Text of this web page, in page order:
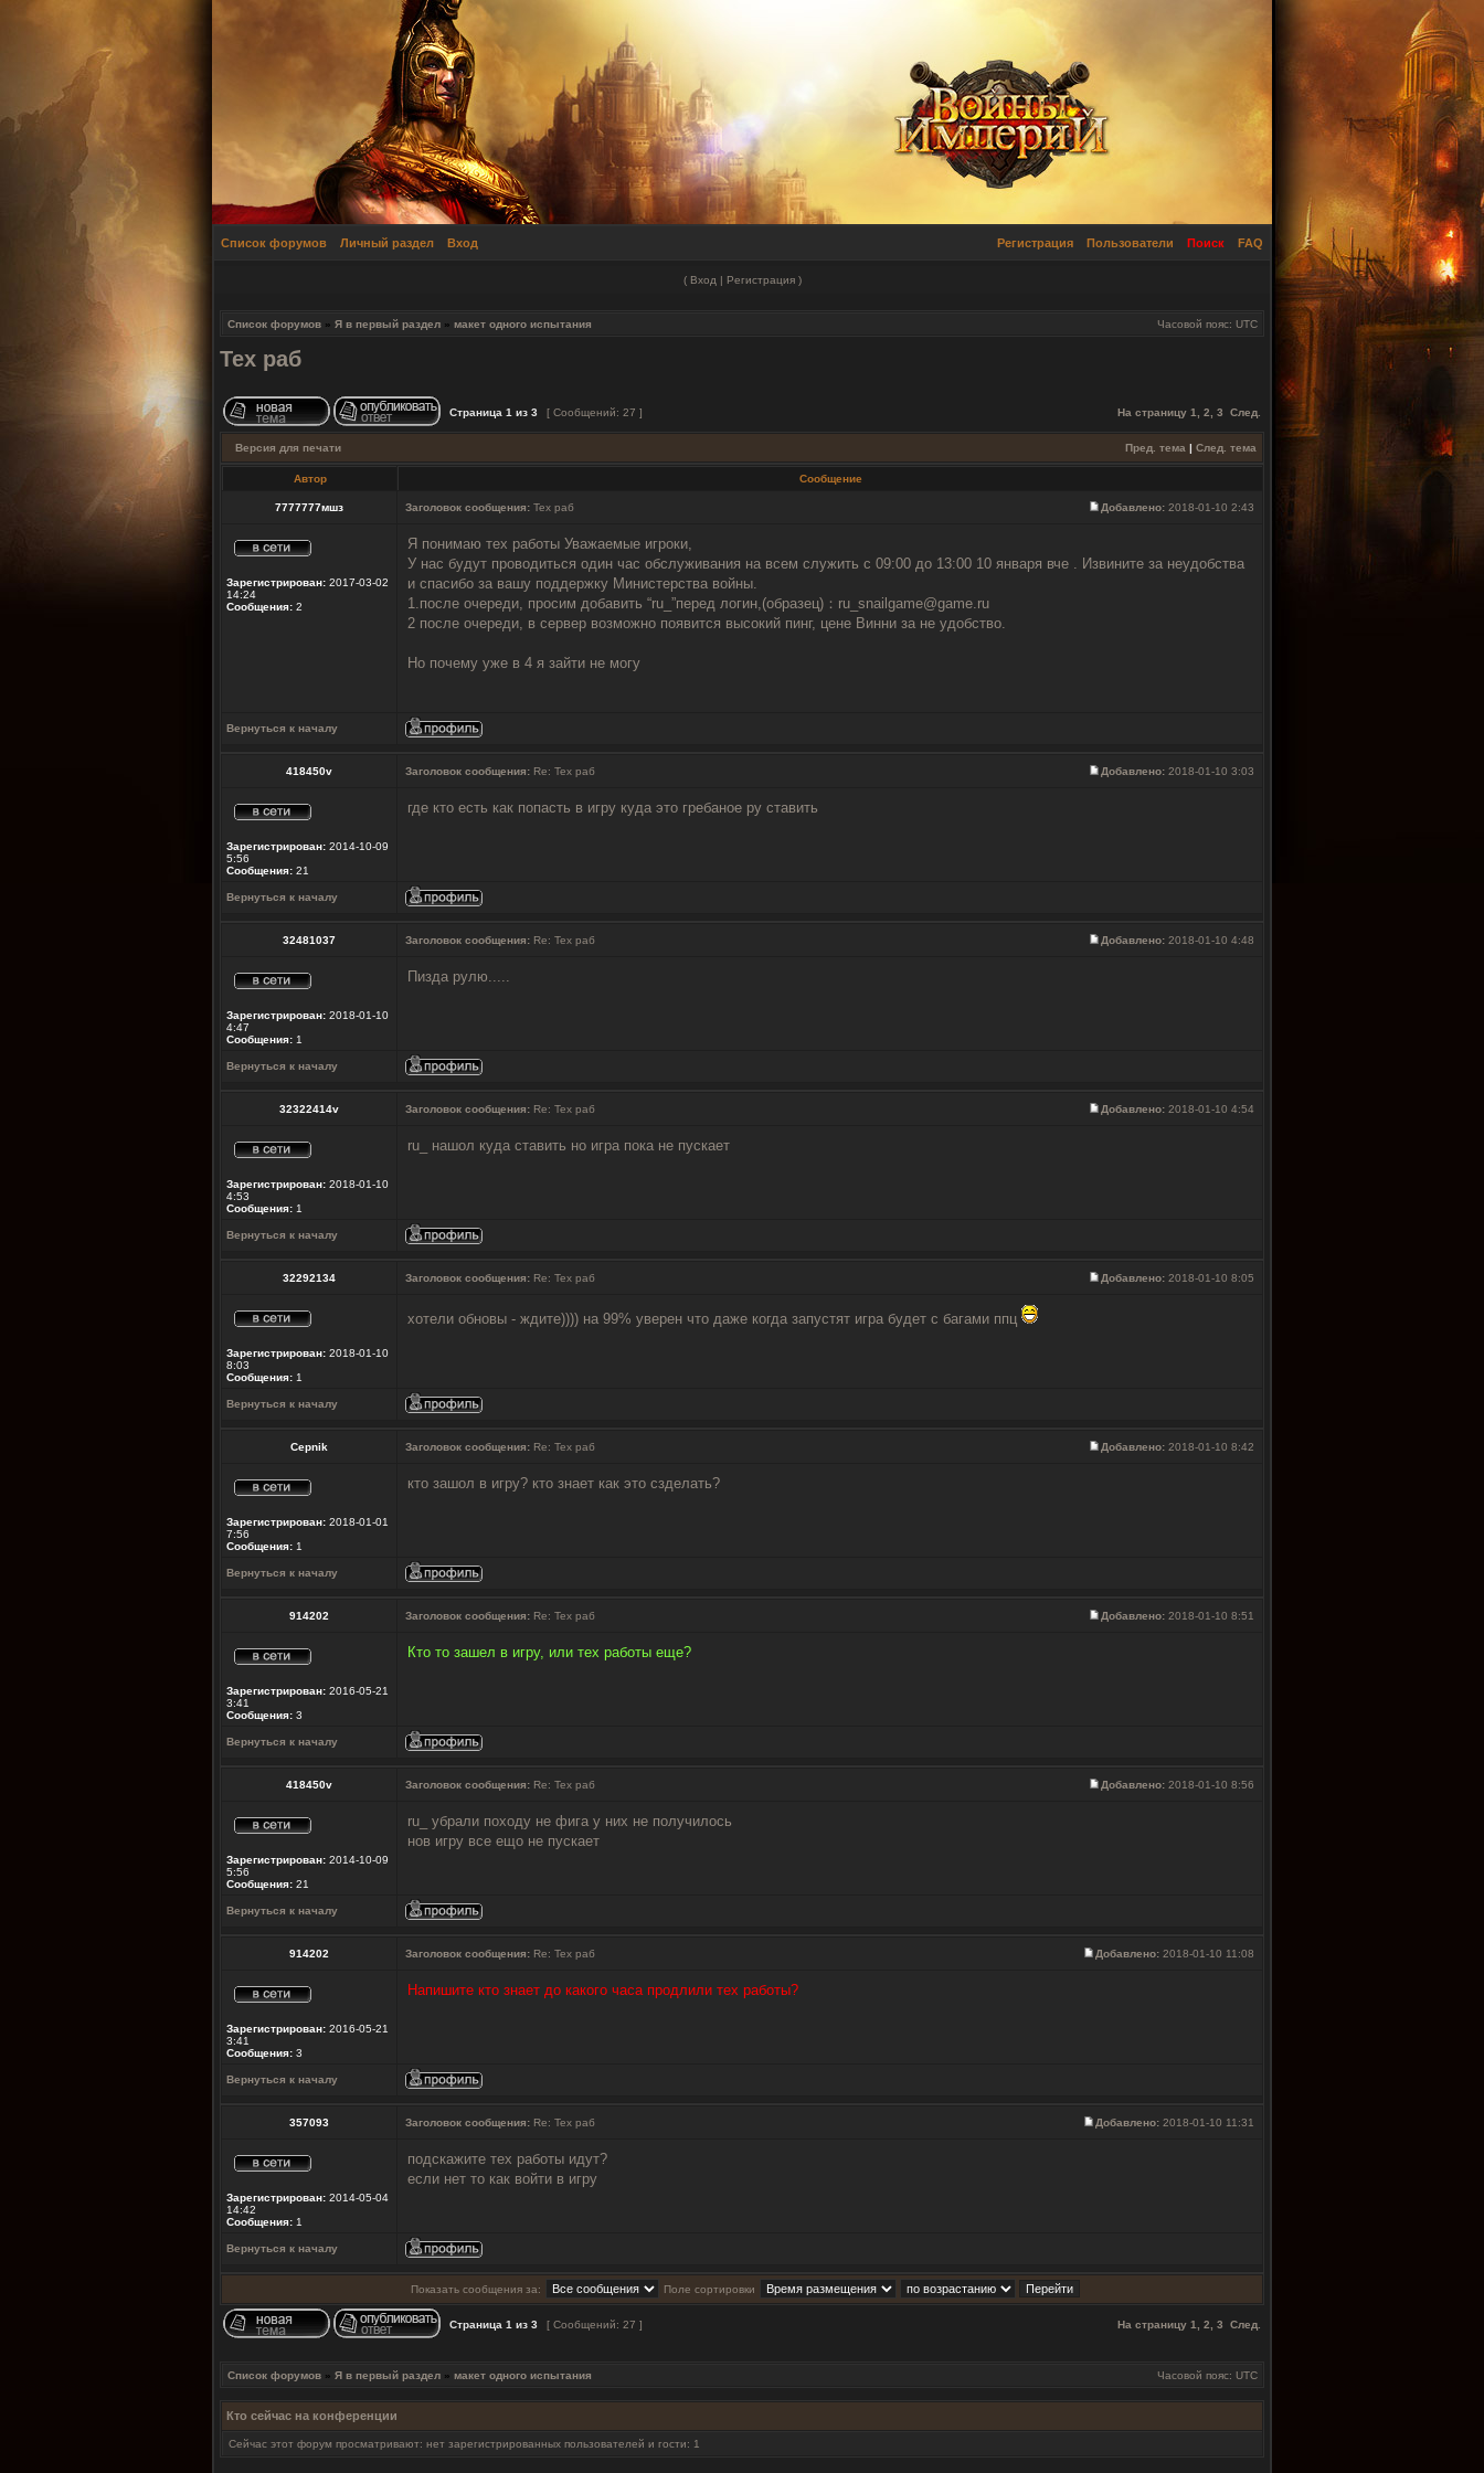
Список форумов Личный раздел Вход FAQ
Поиск
Пользователи
Регистрация
( Вход | Регистрация)
Список форумов » Я в первый раздел » макет одного испытания Часовой пояс: UTC
Тех раб
Страница 1 из 3 [ Сообщений: 27 ] На страницу 1 2 3 След.
Версия для печати Пред. тема | След. тема
Автор Сообщение
7777777мшз Заголовок сообщения: Тех раб Добавлено: 2018-01-10 2:43
Зарегистрирован: 2017-03-02
14:24
Сообщения: 2
Я понимаю тех работы Уважаемые игроки,
У нас будут проводиться один час обслуживания на всем служить с 09:00 до 13:00 10 января вче . Извините за неудобства
и спасибо за вашу поддержку Министерства войны.
1.после очереди, просим добавить “ru_”перед логин,(образец)：ru_snailgame@game.ru
2 после очереди, в сервер возможно появится высокий пинг, цене Винни за не удобство.
Но почему уже в 4 я зайти не могу
Вернуться к началу
418450v Заголовок сообщения: Re: Тех раб Добавлено: 2018-01-10 3:03
Зарегистрирован: 2014-10-09
5:56
Сообщения: 21
где кто есть как попасть в игру куда это гребаное ру ставить
Вернуться к началу
32481037 Заголовок сообщения: Re: Тех раб Добавлено: 2018-01-10 4:48
Зарегистрирован: 2018-01-10
4:47
Сообщения: 1
Пизда рулю.....
Вернуться к началу
32322414v Заголовок сообщения: Re: Тех раб Добавлено: 2018-01-10 4:54
Зарегистрирован: 2018-01-10
4:53
Сообщения: 1
ru_ нашол куда ставить но игра пока не пускает
Вернуться к началу
32292134 Заголовок сообщения: Re: Тех раб Добавлено: 2018-01-10 8:05
Зарегистрирован: 2018-01-10
8:03
Сообщения: 1
хотели обновы - ждите)))) на 99% уверен что даже когда запустят игра будет с багами ппц
Вернуться к началу
Cepnik Заголовок сообщения: Re: Тех раб Добавлено: 2018-01-10 8:42
Зарегистрирован: 2018-01-01
7:56
Сообщения: 1
кто зашол в игру? кто знает как это сзделать?
Вернуться к началу
914202 Заголовок сообщения: Re: Тех раб Добавлено: 2018-01-10 8:51
Зарегистрирован: 2016-05-21
3:41
Сообщения: 3
Кто то зашел в игру, или тех работы еще?
Вернуться к началу
418450v Заголовок сообщения: Re: Тех раб Добавлено: 2018-01-10 8:56
Зарегистрирован: 2014-10-09
5:56
Сообщения: 21
ru_ убрали походу не фига у них не получилось
нов игру все ещо не пускает
Вернуться к началу
914202 Заголовок сообщения: Re: Тех раб Добавлено: 2018-01-10 11:08
Зарегистрирован: 2016-05-21
3:41
Сообщения: 3
Напишите кто знает до какого часа продлили тех работы?
Вернуться к началу
357093 Заголовок сообщения: Re: Тех раб Добавлено: 2018-01-10 11:31
Зарегистрирован: 2014-05-04
14:42
Сообщения: 1
подскажите тех работы идут?
если нет то как войти в игру
Вернуться к началу
Показать сообщения за: Поле сортировки
Страница 1 из 3 [ Сообщений: 27 ] На страницу 1 2 3 След.
Список форумов » Я в первый раздел » макет одного испытания Часовой пояс: UTC
Кто сейчас на конференции
Сейчас этот форум просматривают: нет зарегистрированных пользователей и гости: 1